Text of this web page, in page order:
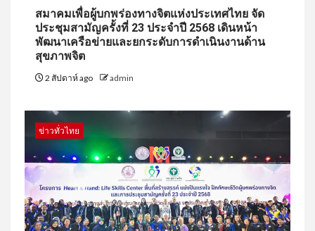
สมาคมเพื่อผู้บกพร่องทางจิตแห่งประเทศไทย จัด
ประชุมสามัญครั้งที่ 23 ประจำปี 2568 เดินหน้า
พัฒนาเครือข่ายและยกระดับการดำเนินงานด้าน
สุขภาพจิต
2 สัปดาห์ ago admin
ข่าวทั่วไทย